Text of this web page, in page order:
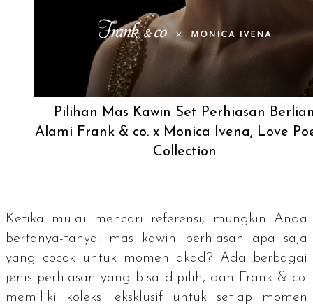
Pilihan Mas Kawin Set Perhiasan
Alami Frank & co. x Monica Ivena, Love
Collection
Ketika mulai mencari referensi, mungkin Anda
bertanya-tanya: mas kawin perhiasan apa saja
yang cocok untuk momen akad? Ada berbagai
jenis perhiasan yang bisa dipilih, dan Frank & co.
memiliki koleksi eksklusif untuk setiap momen